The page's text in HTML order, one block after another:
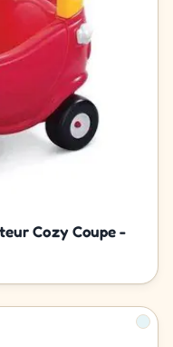
Cozy Coupe -